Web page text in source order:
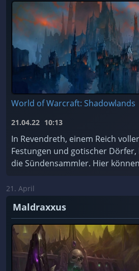
World of Warcraft: Shadowlands
21.04.22 10:13
In Revendreth, einem Reich
Festungen und gotischer
die Sündensammler. Hier
...
21. April
Maldraxxus